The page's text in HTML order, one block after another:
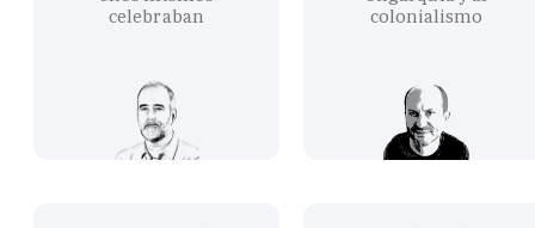
celebraban
colonialismo